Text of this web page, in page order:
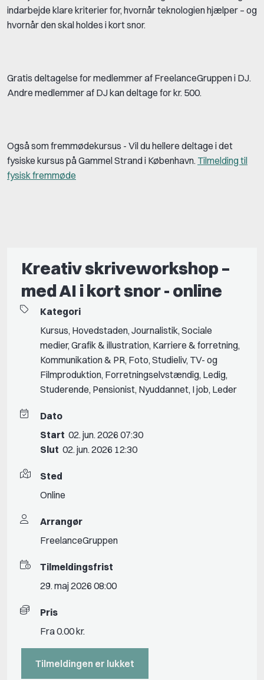
indarbejde klare kriterier for, hvornår teknologien hjælper – og
hvornår den skal holdes i kort snor.
Gratis deltagelse for medlemmer af FreelanceGruppen i DJ.
Andre medlemmer af DJ kan deltage for kr. 500.
Også som fremmødekursus - Vil du hellere deltage i det
fysiske kursus på Gammel Strand i København. Tilmelding til
fysisk fremmøde
Kreativ skriveworkshop –
med AI i kort snor - online
Kategori
Kursus, Hovedstaden, Journalistik, Sociale
medier, Grafik & illustration, Karriere & forretning,
Kommunikation & PR, Foto, Studieliv, TV- og
Filmproduktion, Forretningselvstændig, Ledig,
Studerende, Pensionist, Nyuddannet, I job, Leder
Dato
Start 02. jun. 2026 07:30
Slut 02. jun. 2026 12:30
Sted
Online
Arrangør
FreelanceGruppen
Tilmeldingsfrist
29. maj 2026 08:00
Pris
Fra 0.00 kr.
Tilmeldingen er lukket